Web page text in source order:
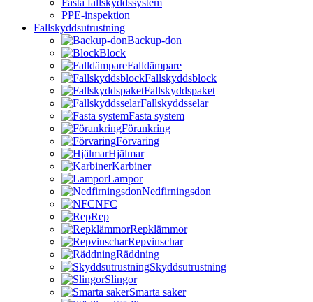
Fasta fallskyddssystem
PPE-inspektion
Fallskyddsutrustning
Backup-don
Block
Falldämpare
Fallskyddsblock
Fallskyddspaket
Fallskyddsselar
Fasta system
Förankring
Förvaring
Hjälmar
Karbiner
Lampor
Nedfirningsdon
NFC
Rep
Repklämmor
Repvinschar
Räddning
Skyddsutrustning
Slingor
Smarta saker